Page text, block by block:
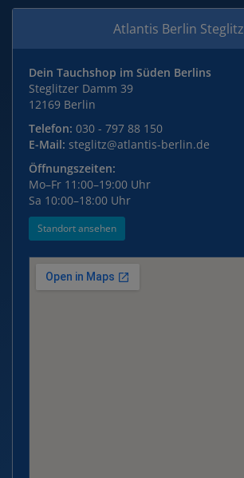
Atlantis Berlin Steglitz
Dein Tauchshop im Süden Berlins
Steglitzer Damm 39
12169 Berlin
Telefon: 030 - 797 88 150
E-Mail: steglitz@atlantis-berlin.de
Öffnungszeiten:
Mo–Fr 11:00–19:00 Uhr
Sa 10:00–18:00 Uhr
Standort ansehen